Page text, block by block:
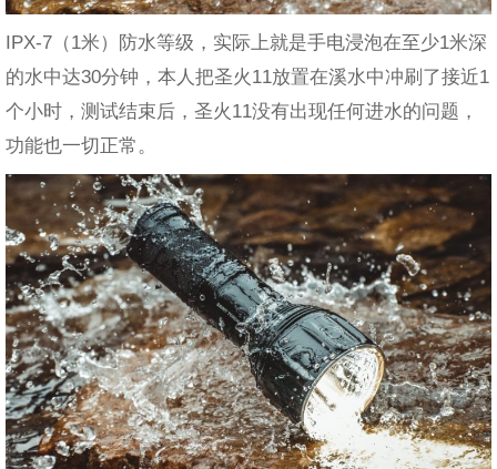
IPX-7（1米）防水等级，实际上就是手电浸泡在至少1米深
的水中达30分钟，本人把圣火11放置在溪水中冲刷了接近1
个小时，测试结束后，圣火11没有出现任何进水的问题，
功能也一切正常。